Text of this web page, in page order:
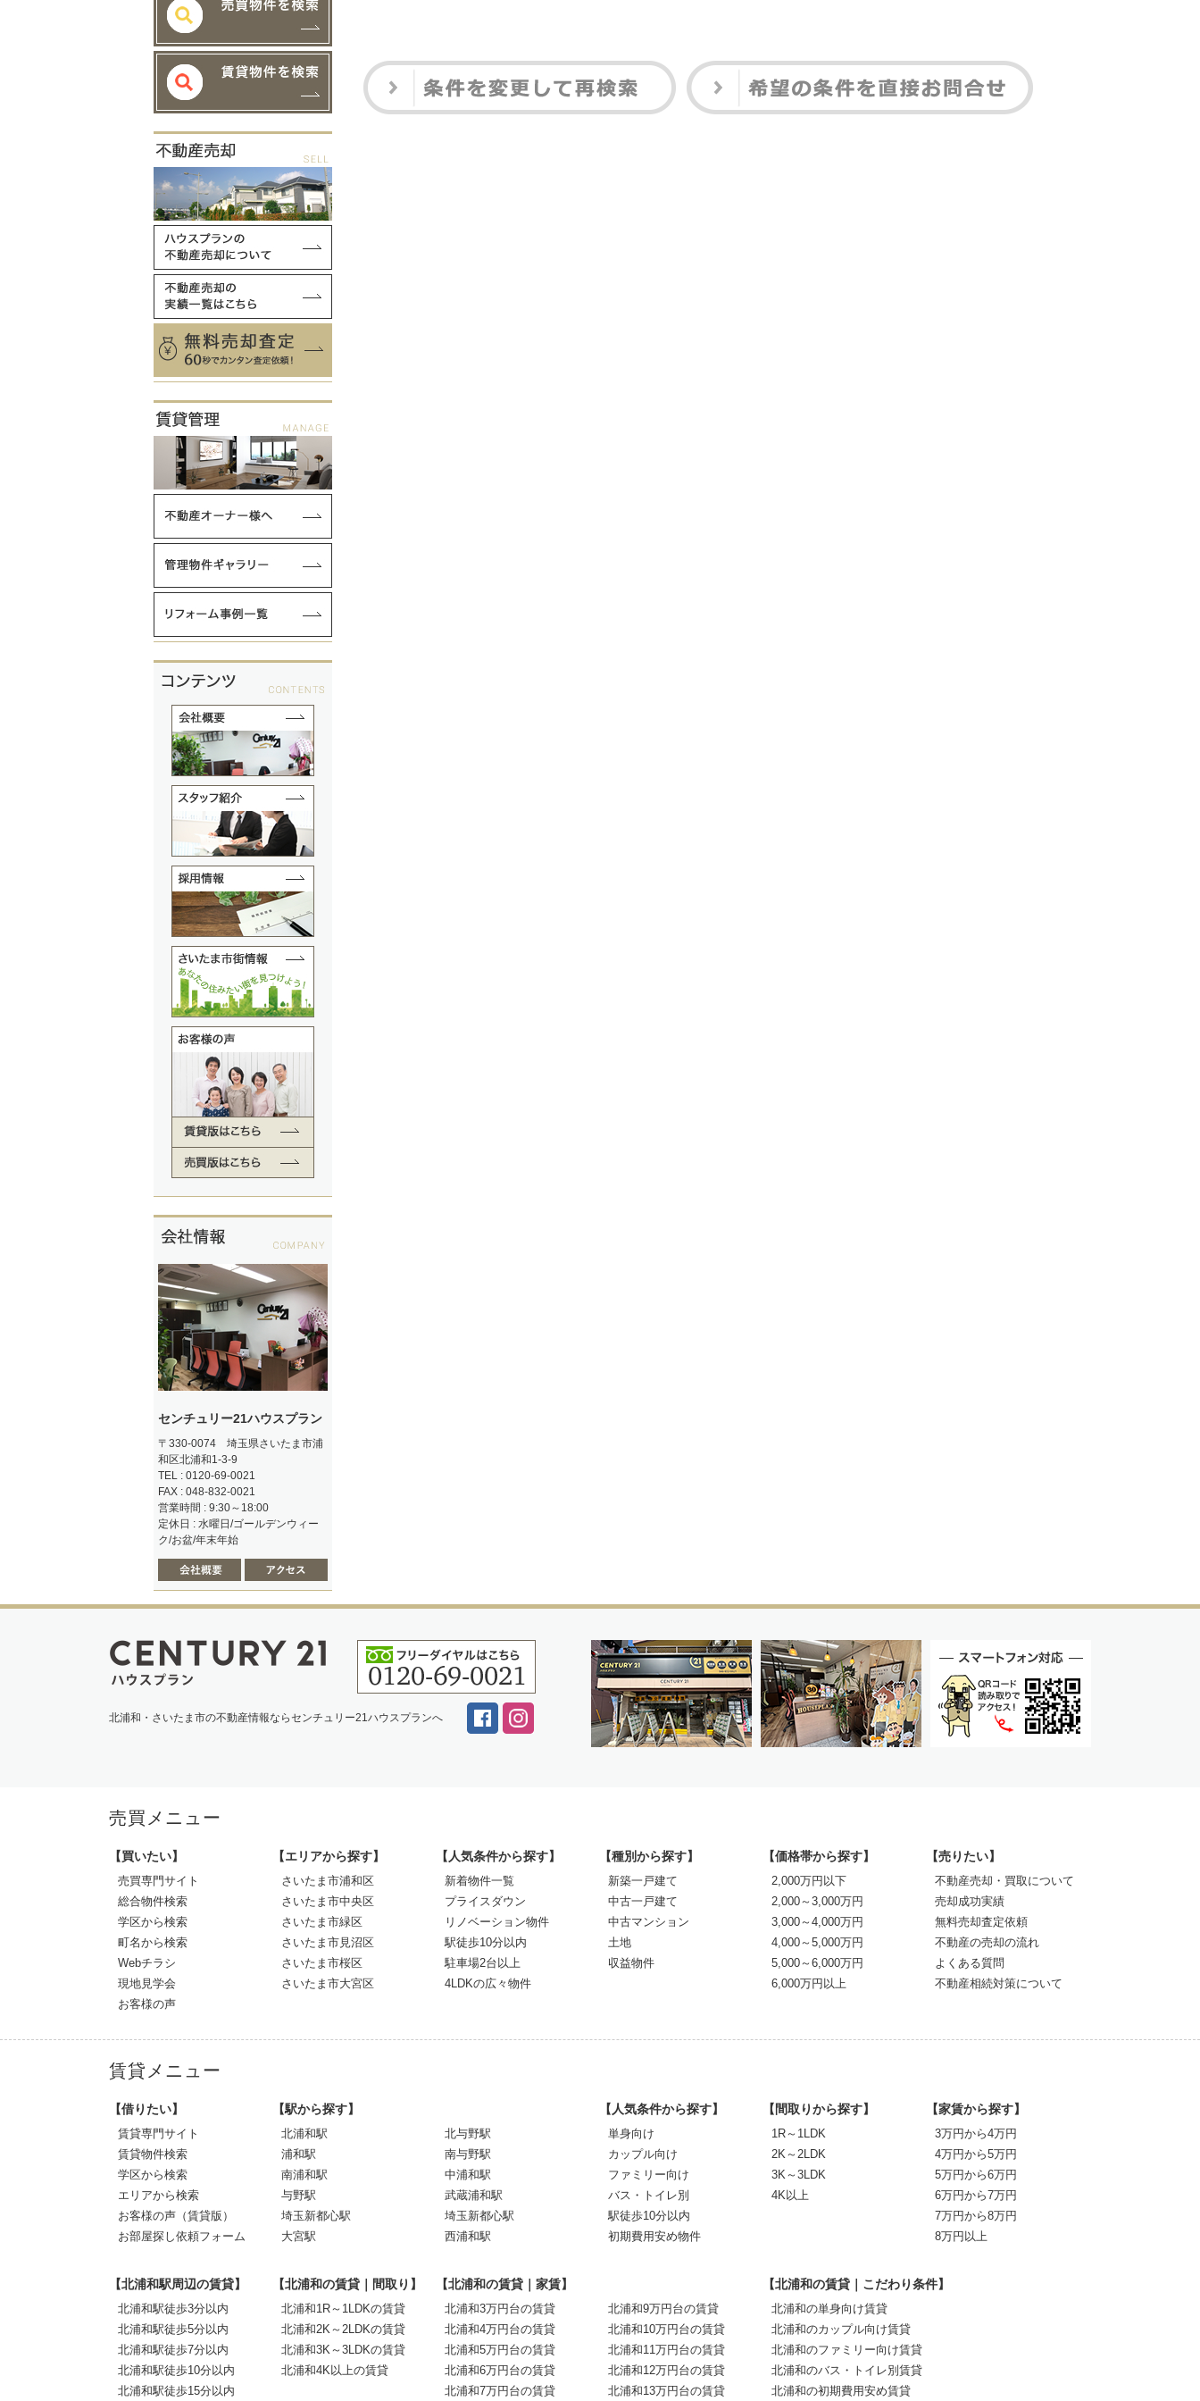
センチュリー21ハウスプラン
〒330-0074 埼玉県さいたま市浦
和区北浦和1-3-9
TEL : 0120-69-0021
FAX : 048-832-0021
営業時間 : 9:30～18:00
定休日 : 水曜日/ゴールデンウィー
ク/お盆/年末年始
北浦和・さいたま市の不動産情報ならセンチュリー21ハウスプランへ
売買メニュー
【買いたい】
売買専門サイト
総合物件検索
学区から検索
町名から検索
Webチラシ
現地見学会
お客様の声
【エリアから探す】
さいたま市浦和区
さいたま市中央区
さいたま市緑区
さいたま市見沼区
さいたま市桜区
さいたま市大宮区
【人気条件から探す】
新着物件一覧
プライスダウン
リノベーション物件
駅徒歩10分以内
駐車場2台以上
4LDKの広々物件
【種別から探す】
新築一戸建て
中古一戸建て
中古マンション
土地
収益物件
【価格帯から探す】
2,000万円以下
2,000～3,000万円
3,000～4,000万円
4,000～5,000万円
5,000～6,000万円
6,000万円以上
【売りたい】
不動産売却・買取について
売却成功実績
無料売却査定依頼
不動産の売却の流れ
よくある質問
不動産相続対策について
賃貸メニュー
【借りたい】
賃貸専門サイト
賃貸物件検索
学区から検索
エリアから検索
お客様の声（賃貸版）
お部屋探し依頼フォーム
【駅から探す】
北浦和駅
浦和駅
南浦和駅
与野駅
埼玉新都心駅
大宮駅
北与野駅
南与野駅
中浦和駅
武蔵浦和駅
埼玉新都心駅
西浦和駅
【人気条件から探す】
単身向け
カップル向け
ファミリー向け
バス・トイレ別
駅徒歩10分以内
初期費用安め物件
【間取りから探す】
1R～1LDK
2K～2LDK
3K～3LDK
4K以上
【家賃から探す】
3万円から4万円
4万円から5万円
5万円から6万円
6万円から7万円
7万円から8万円
8万円以上
【北浦和駅周辺の賃貸】
北浦和駅徒歩3分以内
北浦和駅徒歩5分以内
北浦和駅徒歩7分以内
北浦和駅徒歩10分以内
北浦和駅徒歩15分以内
【北浦和の賃貸｜間取り】
北浦和1R～1LDKの賃貸
北浦和2K～2LDKの賃貸
北浦和3K～3LDKの賃貸
北浦和4K以上の賃貸
【北浦和の賃貸｜家賃】
北浦和3万円台の賃貸
北浦和4万円台の賃貸
北浦和5万円台の賃貸
北浦和6万円台の賃貸
北浦和7万円台の賃貸
北浦和9万円台の賃貸
北浦和10万円台の賃貸
北浦和11万円台の賃貸
北浦和12万円台の賃貸
北浦和13万円台の賃貸
【北浦和の賃貸｜こだわり条件】
北浦和の単身向け賃貸
北浦和のカップル向け賃貸
北浦和のファミリー向け賃貸
北浦和のバス・トイレ別賃貸
北浦和の初期費用安め賃貸